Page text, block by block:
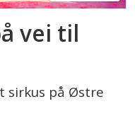
vei til
sirkus på Østre